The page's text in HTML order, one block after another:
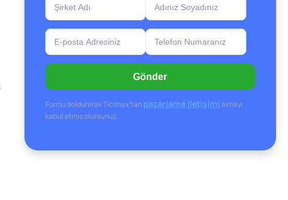
Gönder
Formu doldurarak Ticimax’tanpazarlama iletişimialmayı
kabul etmiş olursunuz.